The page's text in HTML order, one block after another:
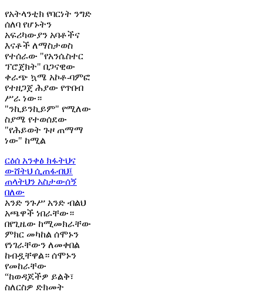
የአትላንቲክ የባርነት ንግድ
ሰለባ የሆኑትን
አፍሪካውያን አባቶችና
እናቶች ለማስታወስ
የተሰራው "የአንሴስተር
ፕሮጀክት" በጋናዊው
ቀራጭ ኳሜ አኮቶ-ባምፎ
የተዘጋጀ ሕያው የጥበብ
ሥራ ነው።
"ንኪይንኪይም" የሚለው
ስያሜ የተወሰደው
"የሕይወት ጉዞ ጠማማ
ነው" ከሚል
ርዕሰ አንቀፅ ክፋትህና
ውሸትህ ሲጠፋብህ፤
ጠላትህን አስታውሰኝ
በለው
አንድ ንጉሥ አንድ ብልህ
አጫዋች ነበራቸው።
በየጊዜው ከሚመክራቸው
ምክር መካከል ሰሞኑን
የነገራቸውን ለመቀበል
ከብዷቸዋል። ሰሞኑን
የመከራቸው
“ከወዳጆችዎ ይልቅ፣
ስለርስዎ ድክመት